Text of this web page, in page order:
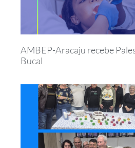
AMBEP-Aracaju recebe
Bucal